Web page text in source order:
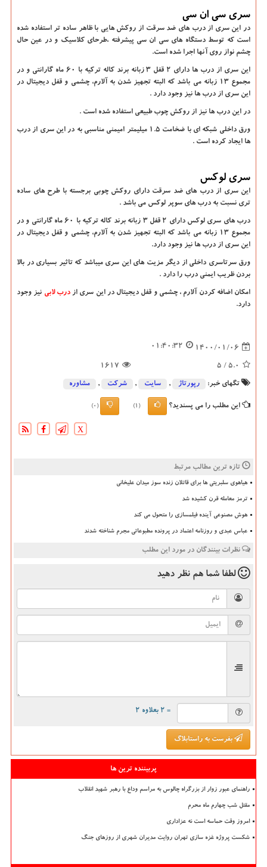
سری سی ان سی
در این سری از درب های ضد سرقت از روکش هایی با ظاهر ساده تر استفاده شده
است که توسط دستگاه های سی ان سی پیشرفته ،طرحای کلاسیک و در عین حال
چشم نواز روی آنها اجرا شده است.
این سری از درب ها دارای 2 قفل 3 زبانه برند کاله ترکیه با 60 ماه گارانتی و در
مجموع 13 زبانه می باشد که البته تجهیز شدن به آلارم، چشمی و قفل دیجیتال در
این سری از درب ها نیز وجود دارد .
در این درب ها نیز از روکش چوب طبیعی استفاده شده است .
ورق داخلی شبکه ای با ضخامت 1.5 میلیمتر امیمنی مناسبی به در این سری از درب
ها ایجاد کرده است .
سری لوکس
این سری از درب های ضد سرقت دارای روکش چوبی برجسته با طرح های ساده
تری نسبت به درب های سوپر لوکس می باشد .
درب های سری لوکس دارای 2 قفل 3 زبانه برند کاله ترکیه با 60 ماه گارانتی و در
مجموع 13 زبانه می باشد که البته تجهیز شدن به آلارم، چشمی و قفل دیجیتال در
این سری از درب ها نیز وجود دارد.
ورق سرتاسری داخلی از دیگر مزیت های این سری میباشد که تاثیر بسیاری در بالا
بردن ظریب ایمنی درب را دارد .
امکان اضافه کردن آلارم ، چشمی و قفل دیجیتال در این سری ازدرب لابی نیز وجود
دارد.
1400/01/06
01:40:32
5.0
/ 5
1617
تگهای خبر: رپورتاژ , سایت , شركت , مشاوره
این مطلب را می پسندید؟ (1)
(0)
X
تازه ترین مطالب مرتبط
هیاهوی سلبریتی ها برای قاتلان زنده سوز میدان علیخانی
ترمز معامله قرن کشیده شد
هوش مصنوعی آینده فیلمسازی را متحول می کند
عباس عبدی و روزنامه اعتماد در پرونده مطبوعاتی مجرم شناخته شدند
نظرات بینندگان در مورد این مطلب
لطفا شما هم نظر دهید
= ۲ بعلاوه ۲
بفرست به راستابلاگ
پربیننده ترین ها
راهنمای عبور زوار از بزرگراه چالوس به مراسم وداع با رهبر شهید انقلاب
مقتل شب چهارم ماه محرم
امروز وقت حماسه است نه عزاداری
شکست پروژه غزه سازی تهران روایت مدیران شهری از روزهای جنگ